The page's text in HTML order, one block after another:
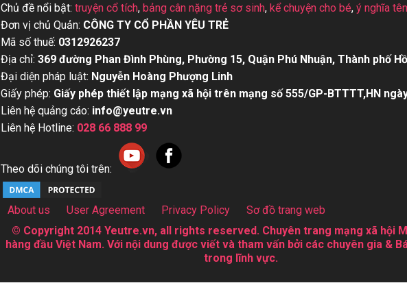
Chủ đề nổi bật: truyện cổ tích, bảng cân nặng trẻ sơ sinh, kể chuyện cho bé, ý nghĩa tên
Đơn vị chủ Quản: CÔNG TY CỔ PHẦN YÊU TRẺ
Mã số thuế: 0312926237
Địa chỉ: 369 đường Phan Đình Phùng, Phường 15, Quận Phú Nhuận, Thành phố
Đại diện pháp luật: Nguyễn Hoàng Phượng Linh
Giấy phép: Giấy phép thiết lập mạng xã hội trên mạng số 555/GP-BTTTT,HN
Liên hệ quảng cáo: info@yeutre.vn
Liên hệ Hotline: 028 66 888 99
Theo dõi chúng tôi trên:
About us User Agreement Privacy Policy
Sơ đồ trang web
© Copyright 2014 Yeutre.vn, all rights reserved. Chuyên trang mạng xã hội
hàng đầu Việt Nam. Với nội dung được viết và tham vấn bởi các chuyên gia &
trong lĩnh vực.